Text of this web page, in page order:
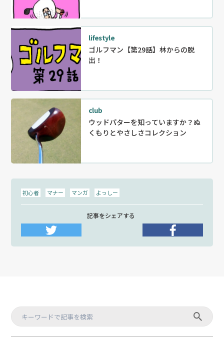
lifestyle
ゴルフマン【第29話】林からの脱
出！
club
ウッドパターを知っていますか？ぬ
くもりとやさしさコレクション
初心者 マナー マンガ よっしー
記事をシェアする